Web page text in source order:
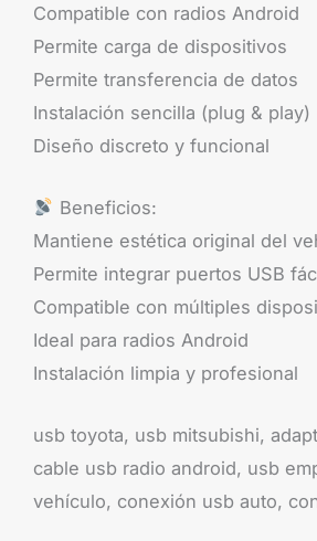
Compatible con radios Android
Permite carga de dispositivos
Permite transferencia de datos
Instalación sencilla (plug & play)
Diseño discreto y funcional
Beneficios:
Mantiene estética original del
Permite integrar puertos USB
Compatible con múltiples
Ideal para radios Android
Instalación limpia y profesional
usb toyota, usb mitsubishi,
cable usb radio android, usb
vehículo, conexión usb auto,